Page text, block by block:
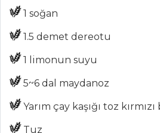
Mütebbel
Acuka
Mezeler Tüm
Tarifleri
1 soğan
1.5 demet dereotu
1 limonun suyu
5~6 dal maydanoz
Yarım çay kaşığı toz
Tuz